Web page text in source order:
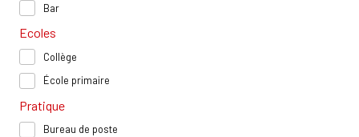
Bar
Ecoles
Collège
École primaire
Pratique
Bureau de poste